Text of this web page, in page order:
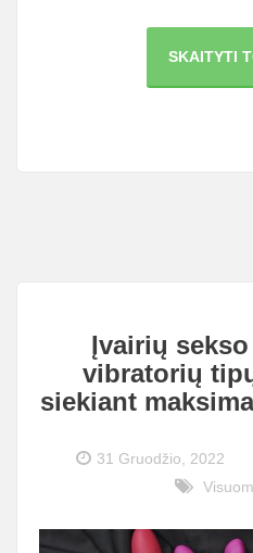
SKAITYTI
Įvairių
vibratorių
siekiant
31 Gruodžio, 2022